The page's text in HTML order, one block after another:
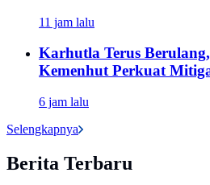
11 jam lalu
Karhutla Terus
Kemenhut Perkuat
6 jam lalu
Selengkapnya
Berita Terbaru